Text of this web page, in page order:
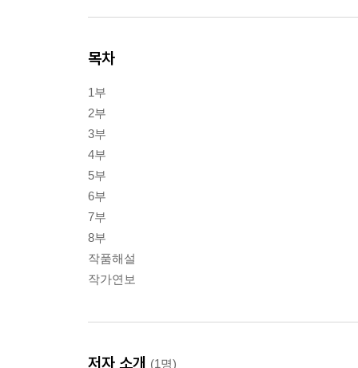
목차
1부
2부
3부
4부
5부
6부
7부
8부
작품해설
작가연보
저자 소개 (1명)